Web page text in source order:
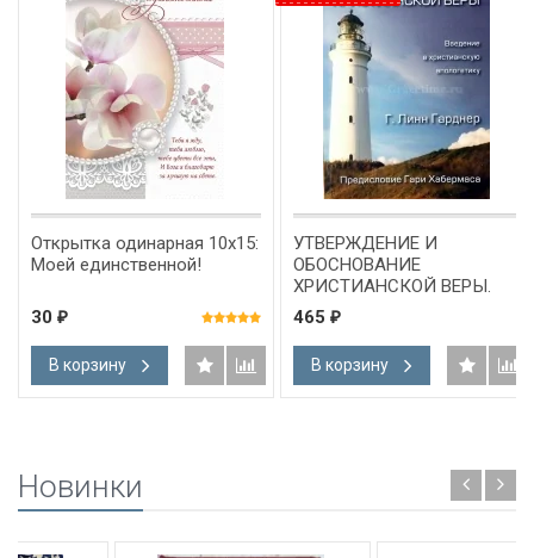
Открытка одинарная 10x15:
Моей единственной!
30 ₽
В корзину
УТВЕРЖДЕНИЕ И
ОБОСНОВАНИЕ
ХРИСТИАНСКОЙ ВЕРЫ.
Линн Гарднер
465 ₽
В корзину
Новинки